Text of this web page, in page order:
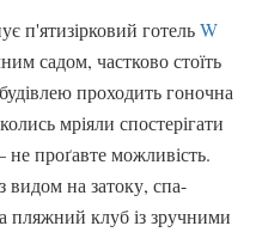
п'ятизірковий готельW
садом, частково стоїть
проходить гоночна
мріяли спостерігати
проґавте можливість.
видом на затоку, спа-
пляжний клуб із зручними